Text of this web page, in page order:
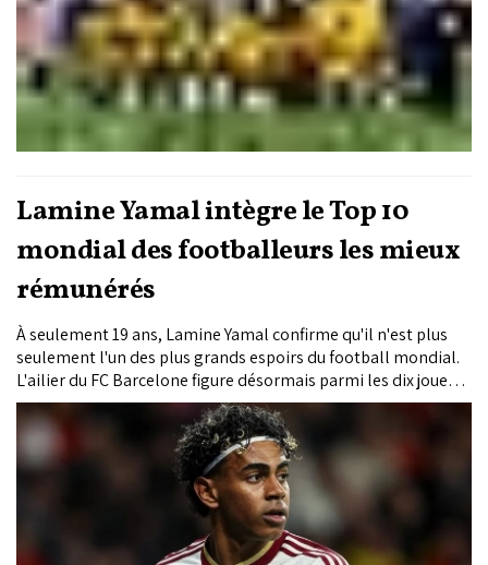
Lamine Yamal intègre le Top 10
mondial des footballeurs les mieux
rémunérés
À seulement 19 ans, Lamine Yamal confirme qu'il n'est plus
seulement l'un des plus grands espoirs du football mondial.
L'ailier du FC Barcelone figure désormais parmi les dix joueurs
les mieux rémunérés de la planète, selon le classement
publié par Forbes à l'occasion de la Coupe du monde 2026.
Avec des revenus annuels estimés à 43 millions de dollars,
l'international espagnol occupe la neuvième place d'un
classement dominé par les plus grandes stars du football